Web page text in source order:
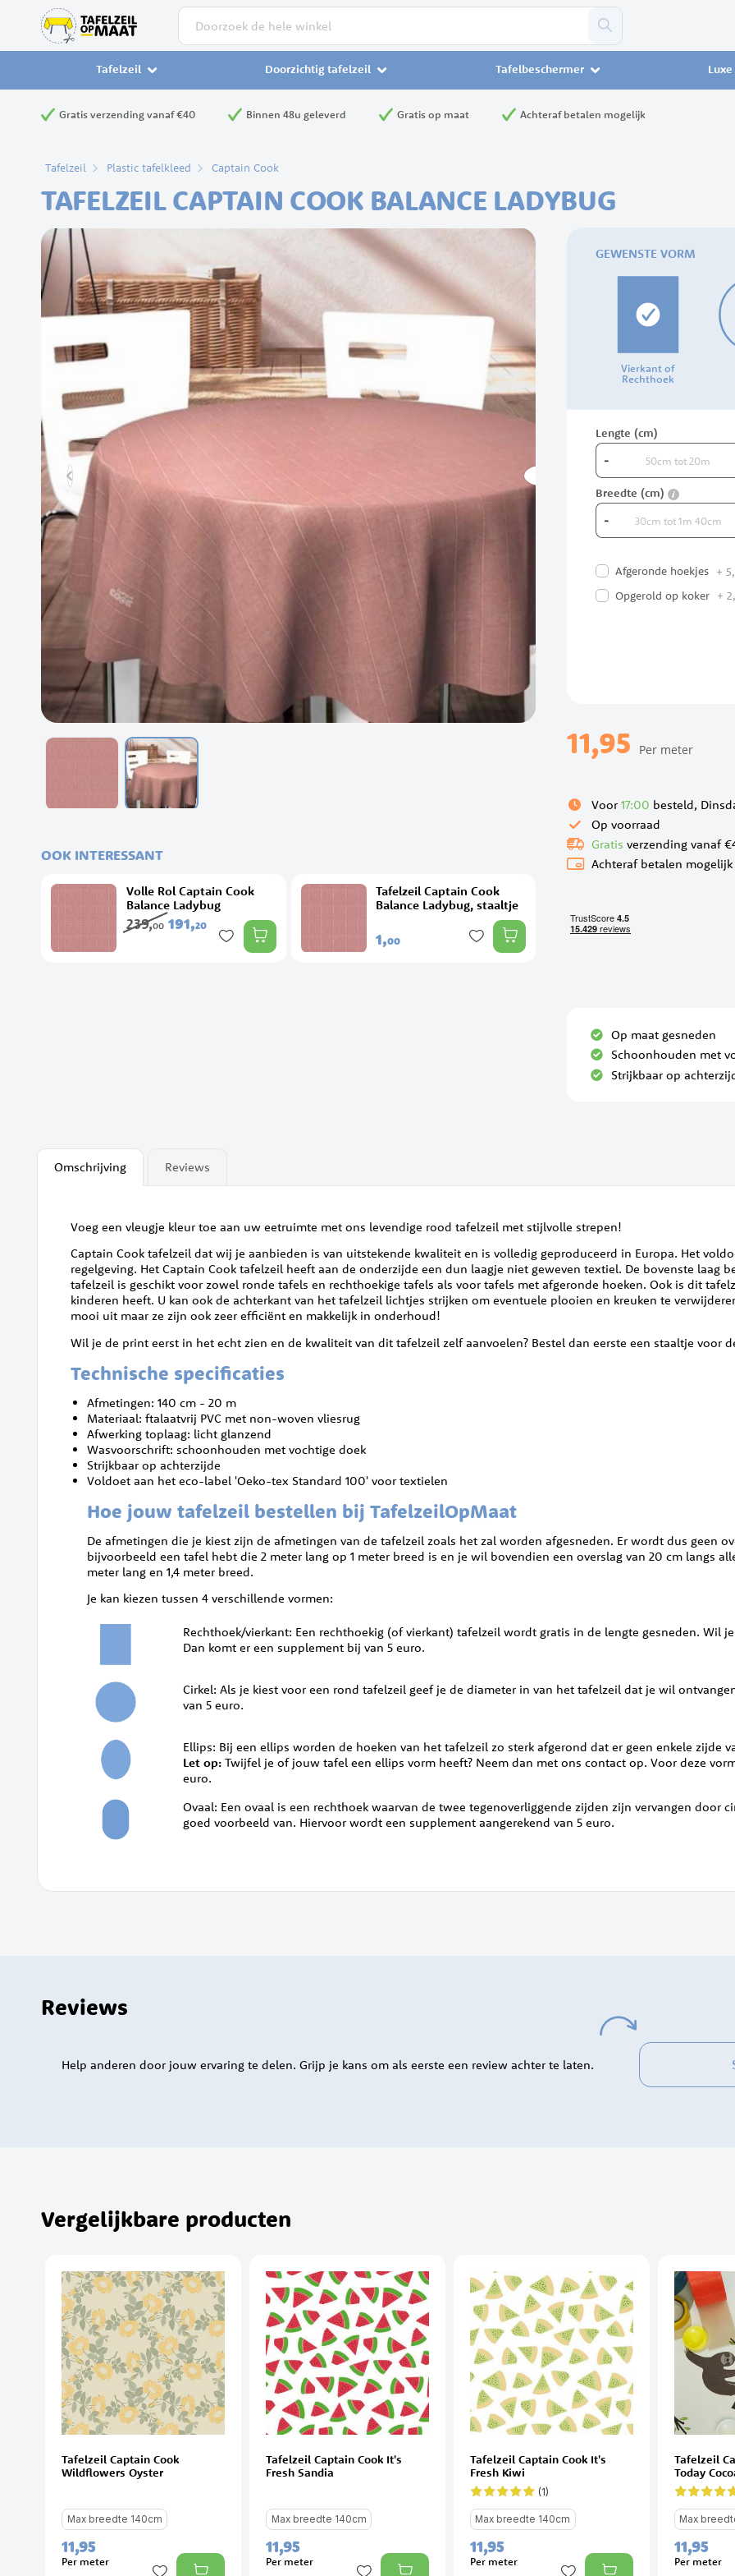
Zoek
Tafelzeil Doorzichtig tafelzeil Tafelbeschermer
Gratis verzending vanaf €40 Binnen 48u geleverd Gratis op maat Achteraf betalen mogelijk
Tafelzeil Plastic tafelkleed Captain Cook
TAFELZEIL CAPTAIN COOK BALANCE LADYBUG
Ga
naar
het
einde
van
de
gallerij
het
begin
van
OOK INTERESSANT
Volle Rol Captain Cook
Balance Ladybug
191,20
239,00
Tafelzeil Captain Cook
Balance Ladybug, staaltje
1,00
GEWENSTE VORM
Vierkant of
Rechthoek
Lengte (cm)
-
Breedte (cm) info
-
Afgeronde hoekjes + 5,
Opgerold op koker + 2,
11,95 Per meter
Voor 17:00 besteld,
Op voorraad
Gratis verzending vanaf
Achteraf betalen mogelijk
Op maat gesneden
Schoonhouden met
Strijkbaar op
Omschrijving
Voeg een vleugje kleur toe aan uw eetruimte met ons levendige rood tafelzeil met stijlvolle strepen!
Captain Cook tafelzeil dat wij je aanbieden is van uitstekende kwaliteit en is volledig geproduceerd in Europa. Het
regelgeving. Het Captain Cook tafelzeil heeft aan de onderzijde een dun laagje niet geweven textiel. De bovenste laag
tafelzeil is geschikt voor zowel ronde tafels en rechthoekige tafels als voor tafels met afgeronde hoeken. Ook is dit
kinderen heeft. U kan ook de achterkant van het tafelzeil lichtjes strijken om eventuele plooien en kreuken te
mooi uit maar ze zijn ook zeer efficiënt en makkelijk in onderhoud!
Wil je de print eerst in het echt zien en de kwaliteit van dit tafelzeil zelf aanvoelen? Bestel dan eerste een staaltje voor
Technische specificaties
Afmetingen: 140 cm - 20 m
Materiaal: ftalaatvrij PVC met non-woven vliesrug
Afwerking toplaag: licht glanzend
Wasvoorschrift: schoonhouden met vochtige doek
Strijkbaar op achterzijde
Voldoet aan het eco-label 'Oeko-tex Standard 100' voor textielen
Hoe jouw tafelzeil bestellen bij TafelzeilOpMaat
De afmetingen die je kiest zijn de afmetingen van de tafelzeil zoals het zal worden afgesneden. Er wordt dus geen
bijvoorbeeld een tafel hebt die 2 meter lang op 1 meter breed is en je wil bovendien een overslag van 20 cm langs
meter lang en 1,4 meter breed.
Je kan kiezen tussen 4 verschillende vormen:
Rechthoek/vierkant: Een rechthoekig (of vierkant) tafelzeil wordt gratis in de lengte gesneden. Wil
Dan komt er een supplement bij van 5 euro.
Cirkel: Als je kiest voor een rond tafelzeil geef je de diameter in van het tafelzeil dat je wil
van 5 euro.
Ellips: Bij een ellips worden de hoeken van het tafelzeil zo sterk afgerond dat er geen enkele zijde
Let op: Twijfel je of jouw tafel een ellips vorm heeft? Neem dan met ons contact op. Voor deze
euro.
Ovaal: Een ovaal is een rechthoek waarvan de twee tegenoverliggende zijden zijn vervangen door
goed voorbeeld van. Hiervoor wordt een supplement aangerekend van 5 euro.
Reviews
Reviews
Help anderen door jouw ervaring te delen. Grijp je kans om als eerste een review achter te laten.
Vergelijkbare producten
Tafelzeil Captain Cook
Wildflowers Oyster
Max breedte 140cm
11,95
Per meter
Tafelzeil Captain Cook It's
Fresh Sandia
Max breedte 140cm
11,95
Per meter
Tafelzeil Captain Cook It's
Fresh Kiwi
Waardering: (1)
Max breedte 140cm
11,95
Per meter
Tafelzeil
Today
Max
11,95
Per meter